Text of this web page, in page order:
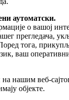
аутоматски.
о вашој
прегледача,
тога,
ваш
нашим веб-
објекте.